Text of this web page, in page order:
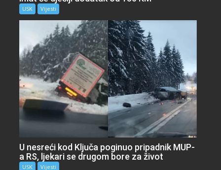
USK Vijesti
U nesreći kod Ključa poginuo pripadnik MUP-
a RS, ljekari se drugom bore za život
USK Vijesti